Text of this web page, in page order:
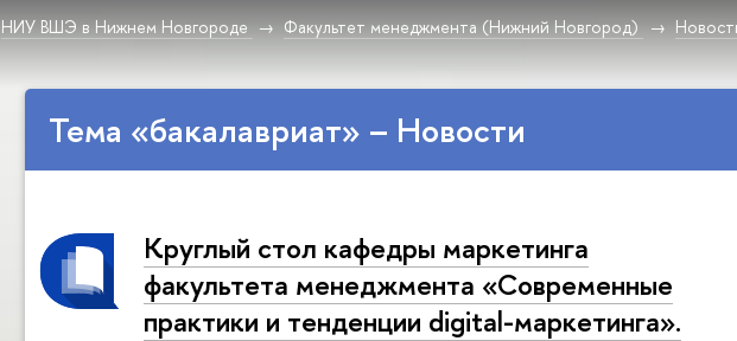
НИУ ВШЭ в Нижнем Новгороде Факультет менеджмента (Нижний Новгород)
Тема «бакалавриат» – Новости
Круглый стол кафедры маркетинга
факультета менеджмента «Современные
практики и тенденции digital-маркетинга».